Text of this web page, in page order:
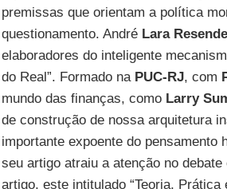
premissas que orientam a política
questionamento. André Lara Resende
elaboradores do inteligente
do Real”. Formado na PUC-RJ, com
mundo das finanças, como Larry
de construção de nossa arquitetura
importante expoente do pensamento
seu artigo atraiu a atenção no
artigo, este intitulado “Teoria,